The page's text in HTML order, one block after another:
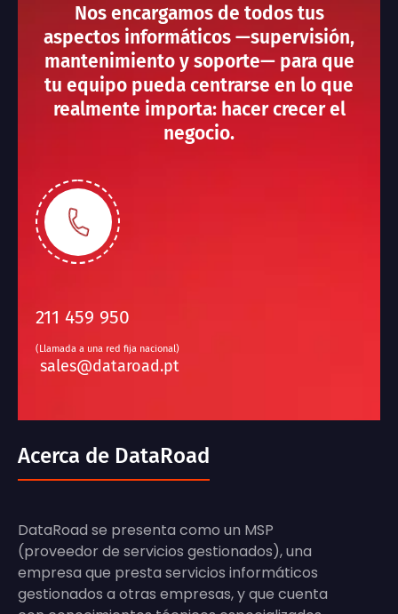
Nos encargamos de todos tus
aspectos informáticos —supervisión,
mantenimiento y soporte— para que
tu equipo pueda centrarse en lo que
realmente importa: hacer crecer el
negocio.
211 459 950
(Llamada a una red fija nacional)
sales@dataroad.pt
Acerca de DataRoad
DataRoad se presenta como un MSP
(proveedor de servicios gestionados), una
empresa que presta servicios informáticos
gestionados a otras empresas, y que cuenta